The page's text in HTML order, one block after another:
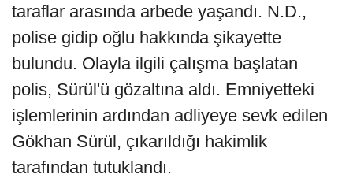
taraflar arasında arbede yaşandı. N.D.,
polise gidip oğlu hakkında şikayette
bulundu. Olayla ilgili çalışma başlatan
polis, Sürül'ü gözaltına aldı. Emniyetteki
işlemlerinin ardından adliyeye sevk edilen
Gökhan Sürül, çıkarıldığı hakimlik
tarafından tutuklandı.